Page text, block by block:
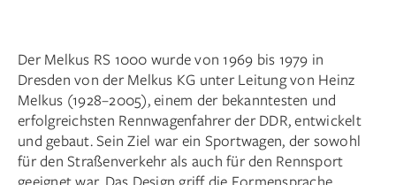
Der Melkus RS 1000 wurde von 1969 bis 1979 in
Dresden von der Melkus KG unter Leitung von Heinz
Melkus (1928–2005), einem der bekanntesten und
erfolgreichsten Rennwagenfahrer der DDR, entwickelt
und gebaut. Sein Ziel war ein Sportwagen, der sowohl
für den Straßenverkehr als auch für den Rennsport
geeignet war. Das Design griff die Formensprache